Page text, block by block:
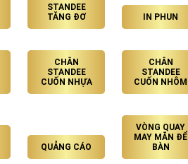
STANDEE
TĂNG ĐƠ
IN PHUN
CHÂN
STANDEE
CUỐN NHỰA
CHÂN
STANDEE
CUỐN NHÔM
QUẢNG CÁO
VÒNG QUAY
MAY MẮN ĐỂ
BÀN